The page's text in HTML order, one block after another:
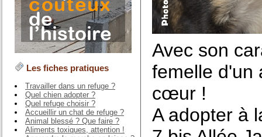
Les fiches pratiques
Travailler dans un refuge ?
Quel chien adopter ?
Quel refuge choisir ?
Accueillir un chat de refuge ?
Animal blessé ? Que faire ?
Aliments toxiques, attention !
Avec son
femelle d'un
cœur !
A adopter à